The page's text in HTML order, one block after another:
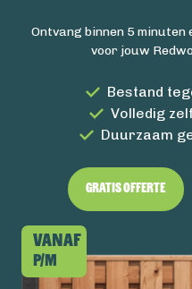
Ontvang binnen 5
voor jouw
Bestand
Volledig
Duurzaam
Gratis offerte
Vanaf
p/m